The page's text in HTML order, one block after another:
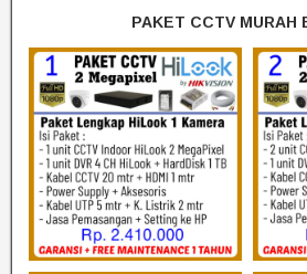
PAKET CCTV MURAH